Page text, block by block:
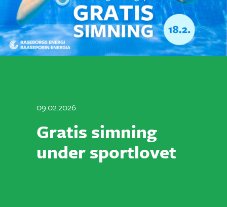
09.02.2026
Gratis simning
under sportlovet